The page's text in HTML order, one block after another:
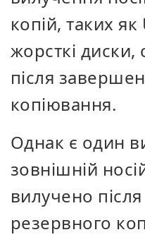
копій, таких як
жорсткі диски,
після
копіювання.
Однак є один
зовнішній
вилучено
резервного